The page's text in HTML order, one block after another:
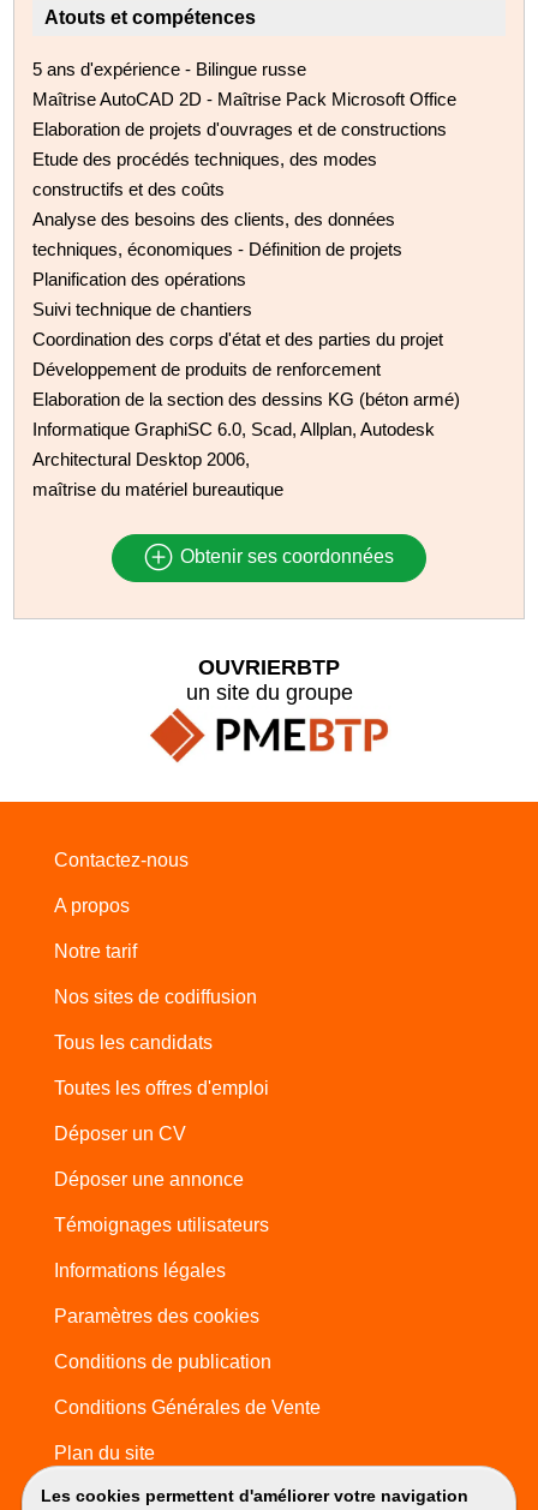
Atouts et compétences
5 ans d'expérience - Bilingue russe
Maîtrise AutoCAD 2D - Maîtrise Pack Microsoft Office
Elaboration de projets d'ouvrages et de constructions
Etude des procédés techniques, des modes
constructifs et des coûts
Analyse des besoins des clients, des données
techniques, économiques - Définition de projets
Planification des opérations
Suivi technique de chantiers
Coordination des corps d'état et des parties du projet
Développement de produits de renforcement
Elaboration de la section des dessins KG (béton armé)
Informatique GraphiSC 6.0, Scad, Allplan, Autodesk
Architectural Desktop 2006,
maîtrise du matériel bureautique
Obtenir ses coordonnées
Les cookies permettent d'améliorer votre navigation
OUVRIERBTP
un site du groupe
Contactez-nous
A propos
Notre tarif
Nos sites de codiffusion
Tous les candidats
Toutes les offres d'emploi
Déposer un CV
Déposer une annonce
Témoignages utilisateurs
Informations légales
Paramètres des cookies
Conditions de publication
Conditions Générales de Vente
Plan du site